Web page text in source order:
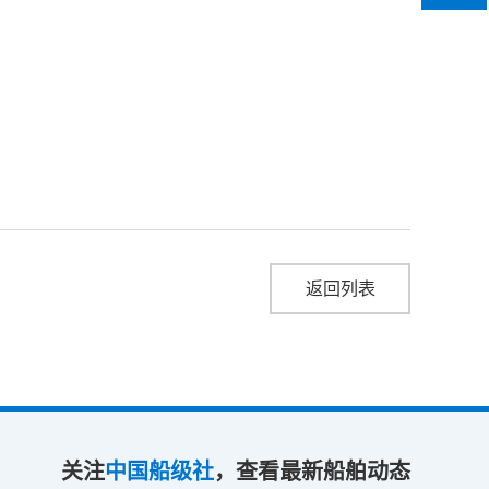
返回列表
关注中国船级社，查看最新船舶动态